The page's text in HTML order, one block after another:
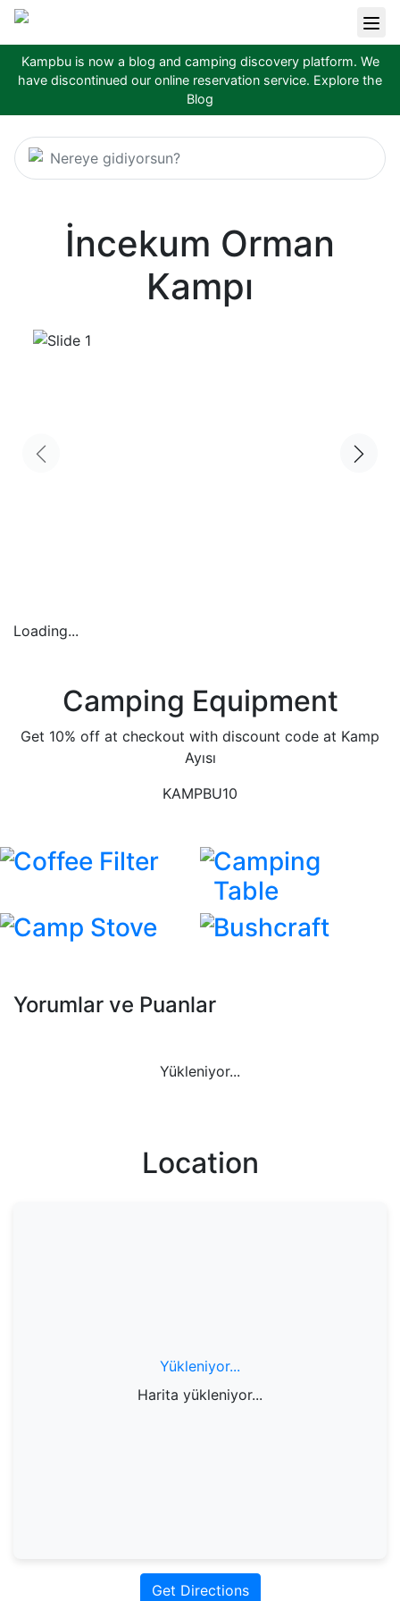
Kampbu is now a blog and camping discovery platform. We
have discontinued our online reservation service. Explore the
Blog
Nereye gidiyorsun?
İncekum Orman
Kampı
Loading...
Camping Equipment
Get 10% off at checkout with discount code at Kamp
Ayısı
KAMPBU10
Coffee Filter
Camping
Table
Camp Stove
Bushcraft
Yorumlar ve Puanlar
Yükleniyor...
Location
Yükleniyor...
Harita yükleniyor...
Get Directions